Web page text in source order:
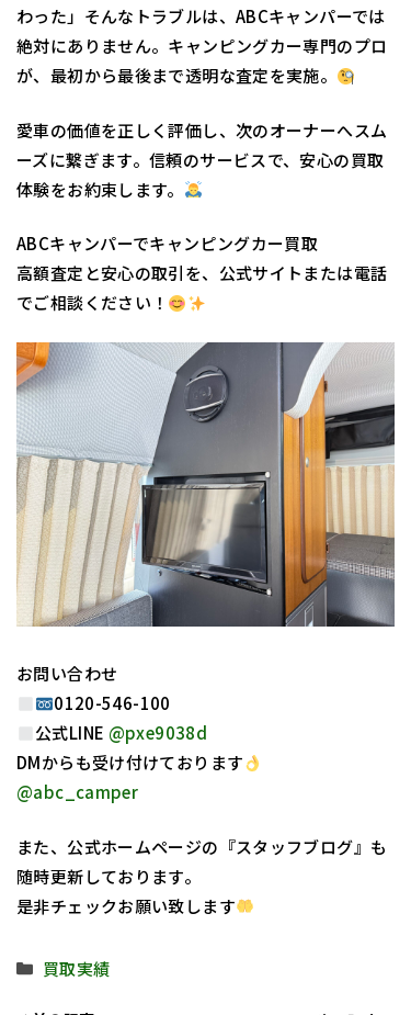
わった」そんなトラブルは、ABCキャンパーでは
絶対にありません。キャンピングカー専門のプロ
が、最初から最後まで透明な査定を実施。
愛車の価値を正しく評価し、次のオーナーへスム
ーズに繋ぎます。信頼のサービスで、安心の買取
体験をお約束します。
ABCキャンパーでキャンピングカー買取
高額査定と安心の取引を、公式サイトまたは電話
でご相談ください！
お問い合わせ
0120-546-100
公式LINE @pxe9038d
DMからも受け付けております
@abc_camper
また、公式ホームページの『スタッフブログ』も
随時更新しております。
是非チェックお願い致します
カ
買取実績